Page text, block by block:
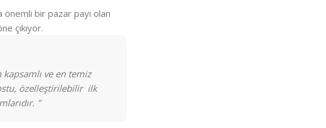
önemli bir pazar payı olan
çıkıyor.
kapsamlı ve en temiz
özelleştirilebilir ilk
"